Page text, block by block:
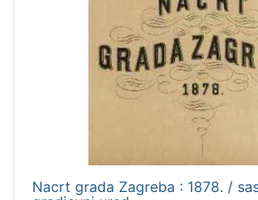
Nacrt grada Zagreba : 1878. /